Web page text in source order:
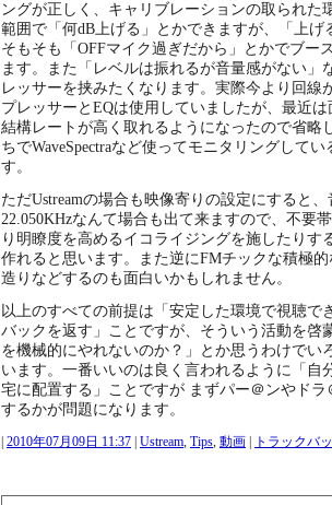
ングが正しく、キャリブレーションの取られた
範囲で「何dB上げる」とかできますが、「上げ
そもそも「OFFマイク過ぎだから」とかでブー
ます。また「レベルは振れるが音量感がない」
レッサーを挟みたくなります。実際今より回線
プレッサーとEQは使用していましたが、最近
結構レートが高く取れるようになったので省略
ちでWaveSpectraなど使ってモニタリングして
す。
ただUstreamの場合も映像寄りの設定にすると
22.050KHzなんて場合も出て来ますので、不要
り明瞭度を高めるイコライジングを施したりす
作れると思います。また逆にFMチックな積極
造りなどするのも面白いかもしれません。
以上のすべての前提は「安定した環境で視聴で
バックを返す」ことですが、そういう活動を啓
を機械的にやれないのか？」とか思うわけでい
います。一番いいのは良く言われるように「自
宅に配置する」ことですが まずパー＠ンやド
するかが問題になります。
2010年07月09日 11:37 Ustream, Tips, 動画 トラックバ